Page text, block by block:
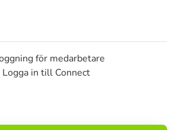
för medarbetare
Logga in till Connect